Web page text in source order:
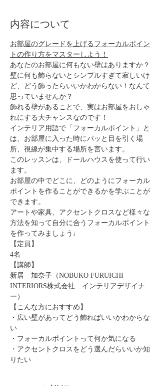
内容について
お部屋のグレードを上げるフォーカルポイン
トの作り方をマスターしよう！
あなたのお部屋に何もない壁はありますか？
壁に何も飾らないとシンプルすぎて寂しいけ
ど、どう飾ったらいいかわからない！なんて
思っていませんか？
飾れる壁があることで、実はお部屋をおしゃ
れにする大チャンスなのです！
インテリア用語で「フォーカルポイント」と
は、お部屋に入った時にパッと目を引く場
所、視線が集中する場所を言います。
このレッスンは、ドールハウスを使って行い
ます。
お部屋の中でどこに、どのようにフォーカル
ポイントを作ることができるかを学ぶことが
できます。
アートや家具、アクセントクロスなど様々な
方法を知って自分に合うフォーカルポイント
を作ってみましょう♩
【定員】
4名
【講師】
新居　加奈子（NOBUKO FURUICHI
INTERIORS株式会社　インテリアデザイナ
ー）
【こんな方におすすめ】
・広い壁があってどう飾ればいいかわからな
い
・フォーカルポイントって何か気になる
・アクセントクロスをどう選んだらいいか知
りたい